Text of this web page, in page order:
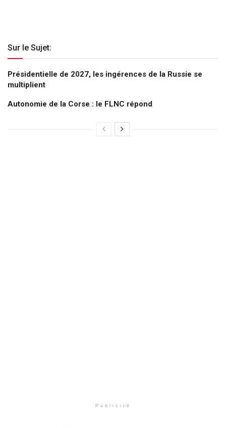
Sur le Sujet:
Présidentielle de 2027, les ingérences de la Russie se
multiplient
Autonomie de la Corse : le FLNC répond
Publicité